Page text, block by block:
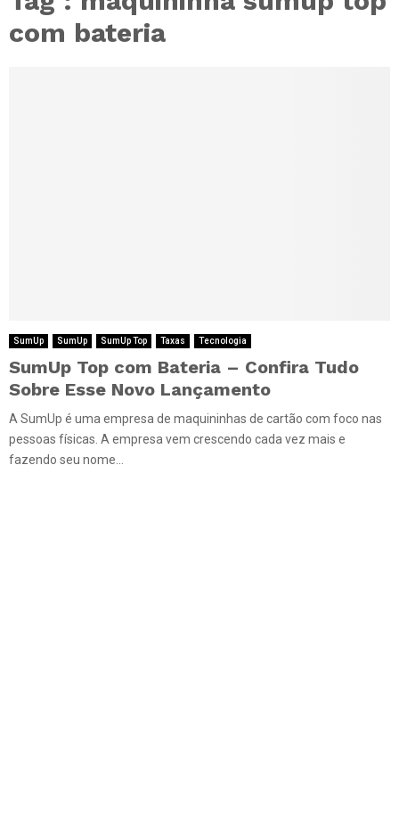
com bateria
SumUp SumUp SumUp Top Taxas Tecnologia
SumUp Top com Bateria – Confira Tudo
Sobre Esse Novo Lançamento
A SumUp é uma empresa de maquininhas de cartão com foco nas
pessoas físicas. A empresa vem crescendo cada vez mais e
fazendo seu nome...